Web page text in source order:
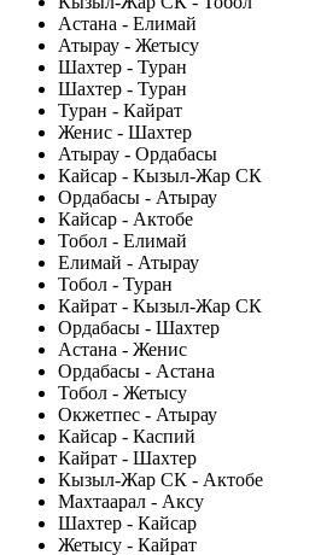
Астана - Елимай
Атырау - Жетысу
Шахтер - Туран
Шахтер - Туран
Туран - Кайрат
Женис - Шахтер
Атырау - Ордабасы
Кайсар - Кызыл-Жар СК
Ордабасы - Атырау
Кайсар - Актобе
Тобол - Елимай
Елимай - Атырау
Тобол - Туран
Кайрат - Кызыл-Жар СК
Ордабасы - Шахтер
Астана - Женис
Ордабасы - Астана
Тобол - Жетысу
Окжетпес - Атырау
Кайсар - Каспий
Кайрат - Шахтер
Кызыл-Жар СК - Актобе
Махтаарал - Аксу
Шахтер - Кайсар
Жетысу - Кайрат